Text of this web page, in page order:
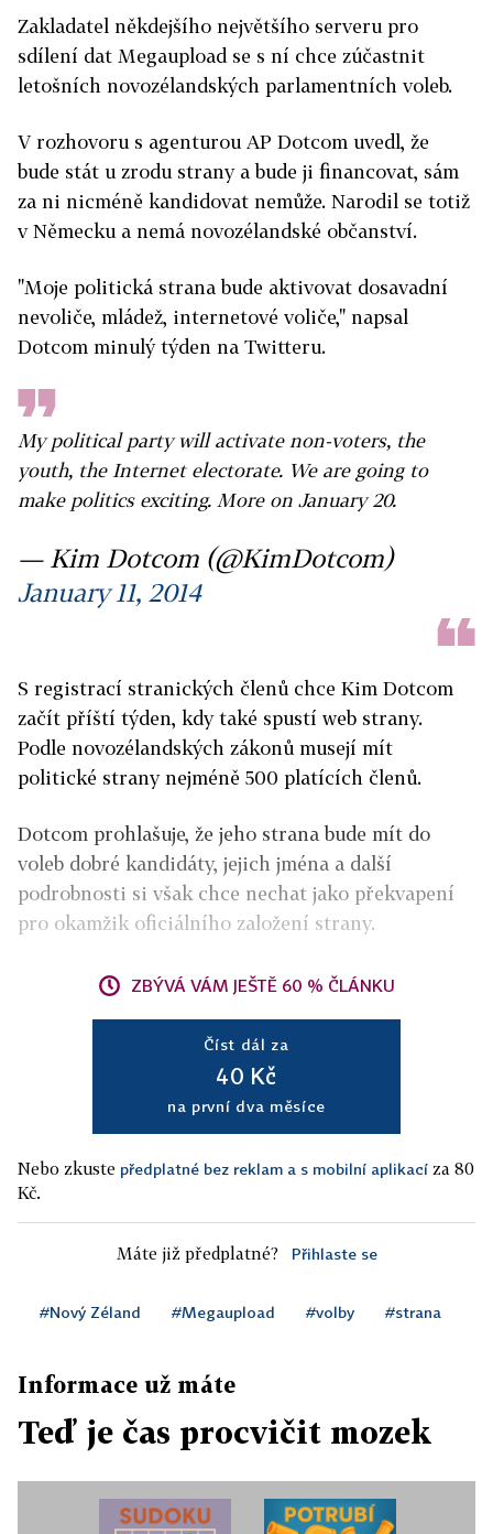
Zakladatel někdejšího největšího serveru pro
sdílení dat Megaupload se s ní chce zúčastnit
letošních novozélandských parlamentních voleb.
V rozhovoru s agenturou AP Dotcom uvedl, že
bude stát u zrodu strany a bude ji financovat, sám
za ni nicméně kandidovat nemůže. Narodil se totiž
v Německu a nemá novozélandské občanství.
"Moje politická strana bude aktivovat dosavadní
nevoliče, mládež, internetové voliče," napsal
Dotcom minulý týden na Twitteru.
My political party will activate non-voters, the
youth, the Internet electorate. We are going to
make politics exciting. More on January 20.
— Kim Dotcom (@KimDotcom)
January 11, 2014
S registrací stranických členů chce Kim Dotcom
začít příští týden, kdy také spustí web strany.
Podle novozélandských zákonů musejí mít
politické strany nejméně 500 platících členů.
Dotcom prohlašuje, že jeho strana bude mít do
voleb dobré kandidáty, jejich jména a další
podrobnosti si však chce nechat jako překvapení
pro okamžik oficiálního založení strany.
ZBÝVÁ VÁM JEŠTĚ 60 % ČLÁNKU
Číst dál za
40 Kč
na první dva měsíce
Nebo zkuste předplatné bez reklam a s mobilní aplikací za 80
Kč.
Máte již předplatné? Přihlaste se
#Nový Zéland #Megaupload #volby #strana
Informace už máte
Teď je čas procvičit mozek